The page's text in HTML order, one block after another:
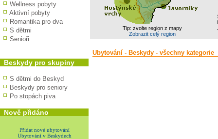
Wellness pobyty
Aktivní pobyty
Romantika pro dva
S dětmi
Senioři
Beskydy pro skupiny
S dětmi do Beskyd
Beskydy pro seniory
Po stopách piva
Nově přidáno
Přidat nové ubytování
Ubytování v Beskydech
Tip: zvolte region z mapy
Zobrazit celý region
Ubytování - Beskydy - všechny kategorie